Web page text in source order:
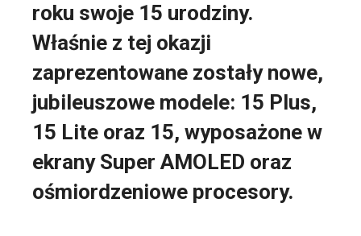
roku swoje 15 urodziny.
Właśnie z tej okazji
zaprezentowane zostały nowe,
jubileuszowe modele: 15 Plus,
15 Lite oraz 15, wyposażone w
ekrany Super AMOLED oraz
ośmiordzeniowe procesory.